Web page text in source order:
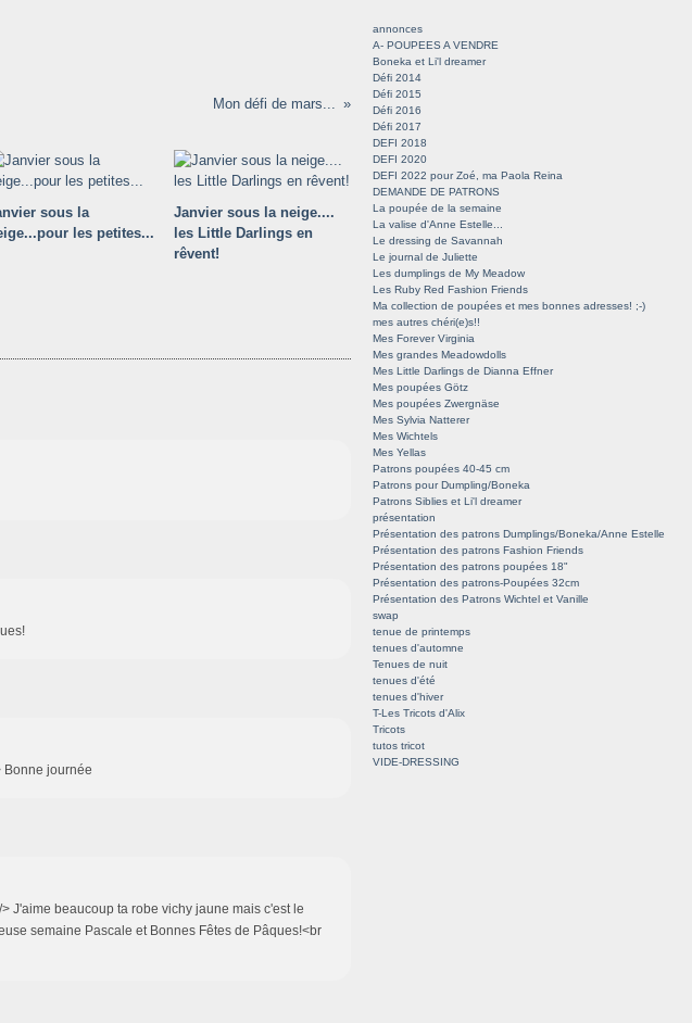
Mon défi de mars...
sous la
les petites...
Janvier sous la neige....
les Little Darlings en
rêvent!
Bonne journée
J'aime beaucoup ta robe vichy jaune mais c'est le
semaine Pascale et Bonnes Fêtes de Pâques!<br
annonces
A- POUPEES A VENDRE
Boneka et Li'l dreamer
Défi 2014
Défi 2015
Défi 2016
Défi 2017
DEFI 2018
DEFI 2020
DEFI 2022 pour Zoé, ma Paola Reina
DEMANDE DE PATRONS
La poupée de la semaine
La valise d'Anne Estelle...
Le dressing de Savannah
Le journal de Juliette
Les dumplings de My Meadow
Les Ruby Red Fashion Friends
Ma collection de poupées et mes bonnes adresses! ;-)
mes autres chéri(e)s!!
Mes Forever Virginia
Mes grandes Meadowdolls
Mes Little Darlings de Dianna Effner
Mes poupées Götz
Mes poupées Zwergnäse
Mes Sylvia Natterer
Mes Wichtels
Mes Yellas
Patrons poupées 40-45 cm
Patrons pour Dumpling/Boneka
Patrons Siblies et Li'l dreamer
présentation
Présentation des patrons Dumplings/Boneka/Anne Estelle
Présentation des patrons Fashion Friends
Présentation des patrons poupées 18"
Présentation des patrons-Poupées 32cm
Présentation des Patrons Wichtel et Vanille
swap
tenue de printemps
tenues d'automne
Tenues de nuit
tenues d'été
tenues d'hiver
T-Les Tricots d'Alix
Tricots
tutos tricot
VIDE-DRESSING